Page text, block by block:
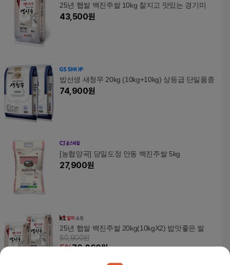
25년 햅쌀 백진주쌀 10kg 찰지고 맛있는 경기미
43,500원
밥선생 새청무 20kg (10kg+10kg) 상등급 단일품종
74,900원
[농협양곡] 당일도정 안동 백진주쌀 5kg
27,900원
25년 햅쌀 백진주쌀 20kg(10kgX2) 밥맛좋은 쌀
80,900원
5%76,860원